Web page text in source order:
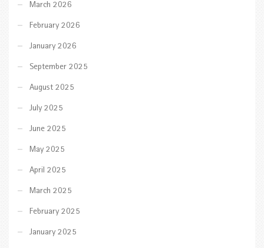
March 2026
February 2026
January 2026
September 2025
August 2025
July 2025
June 2025
May 2025
April 2025
March 2025
February 2025
January 2025